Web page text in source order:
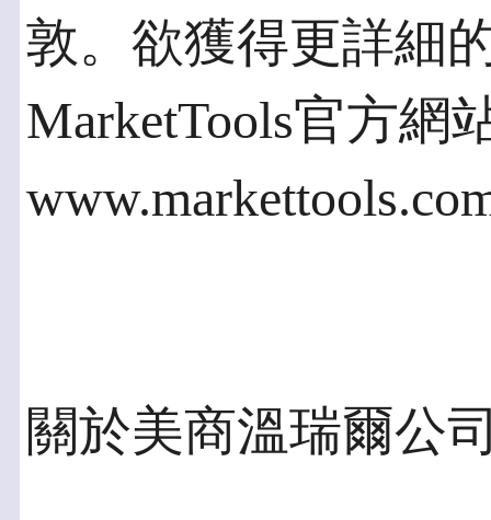
敦。欲獲得更詳細
MarketTools官方網
關於美商溫瑞爾公